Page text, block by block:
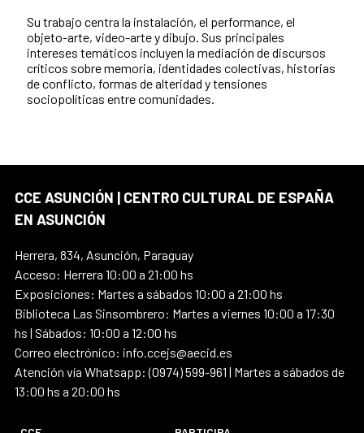
Su trabajo centra la instalación, el performance, el
objeto-arte, video-arte y dibujo. Sus principales
intereses temáticos incluyen la mediación de discursos
críticos sobre memoria, identidades colectivas, historias
de conflicto, formas de alteridad y tensiones
sociopolíticas entre comunidades.
CCE ASUNCIÓN | CENTRO CULTURAL DE ESPAÑA
EN ASUNCIÓN
Herrera, 834, Asunción, Paraguay
Acceso: Herrera 10:00 a 21:00 hs
Exposiciones: Martes a sábados 10:00 a 21:00 hs
Biblioteca Las Sinsombrero: Martes a viernes 10:00 a 17:30
hs | Sábados: 10:00 a 12:00 hs
Correo electrónico: info.ccejs@aecid.es
Atención vía Whatsapp: (0974) 599-961 | Martes a sábados de
13:00 hs a 20:00 hs